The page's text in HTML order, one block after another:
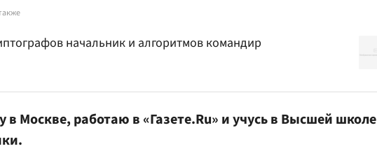
начальник и алгоритмов командир
Москве, работаю в «Газете.Ru» и учусь в Высшей школе
.